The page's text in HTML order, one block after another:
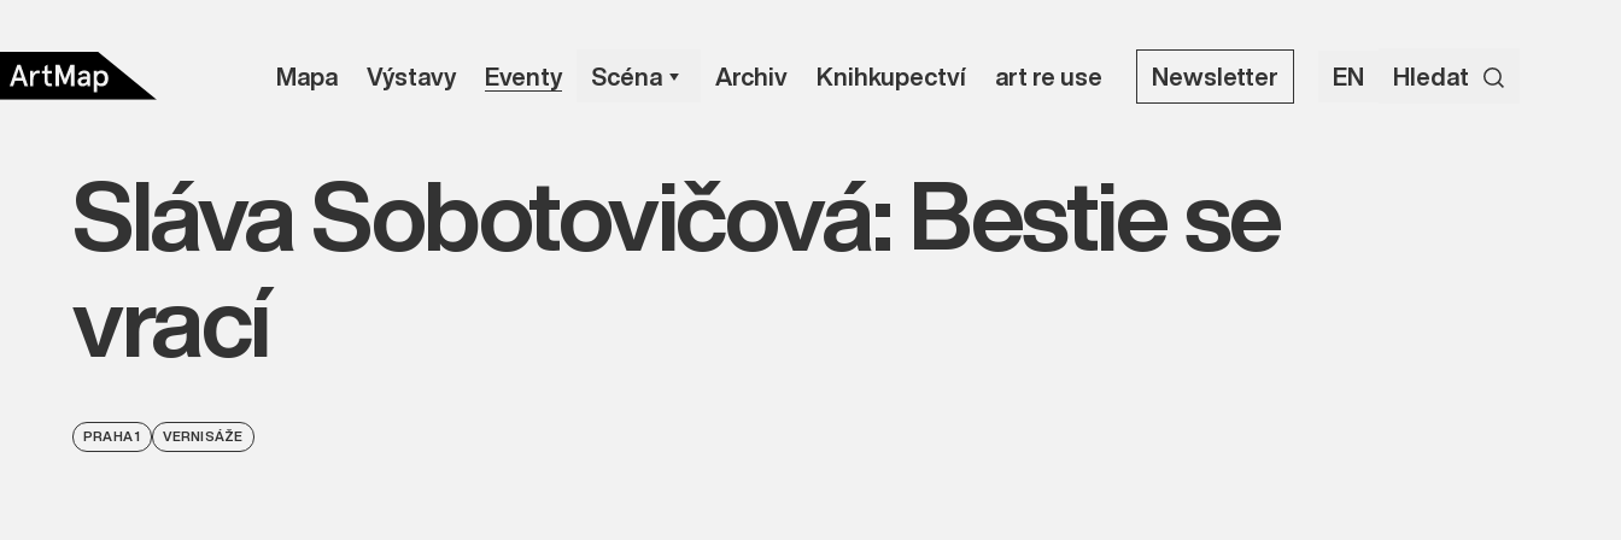
Mapa Výstavy Eventy Scéna Archiv Knihkupectví art re use Newsletter EN Hledat
Sláva Sobotovičová: Bestie se
vrací
PRAHA 1 VERNISÁŽE